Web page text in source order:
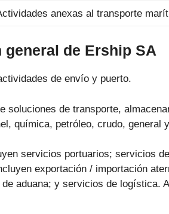
anexas al transporte
general de Ership SA
de envío y puerto.
soluciones de transporte,
química, petróleo, crudo, general
servicios portuarios; servicios
exportación / importación
aduana; y servicios de logística.